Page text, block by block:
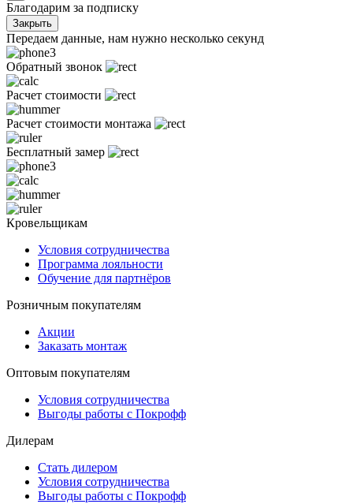
Благодарим за подписку
Закрыть
Передаем данные, нам нужно несколько секунд
Обратный звонок
Расчет стоимости
Расчет стоимости монтажа
Бесплатный замер
Кровельщикам
Условия сотрудничества
Программа лояльности
Обучение для партнёров
Розничным покупателям
Акции
Заказать монтаж
Оптовым покупателям
Условия сотрудничества
Выгоды работы с Покрофф
Дилерам
Стать дилером
Условия сотрудничества
Выгоды работы с Покрофф